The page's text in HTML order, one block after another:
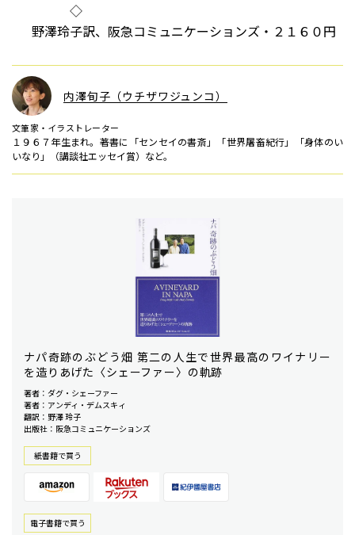
◇
野澤玲子訳、阪急コミュニケーションズ・２１６０円
内澤旬子（ウチザワジュンコ）
文筆家・イラストレーター
１９６７年生まれ。著書に「センセイの書斎」「世界屠畜紀行」「身体のい
いなり」（講談社エッセイ賞）など。
ナパ奇跡のぶどう畑 第二の人生で世界最高のワイナリー
を造りあげた〈シェーファー〉の軌跡
著者：ダグ・シェーファー
著者：アンディ・デムスキィ
翻訳：野澤 玲子
出版社：阪急コミュニケーションズ
紙書籍で買う
電⼦書籍で買う